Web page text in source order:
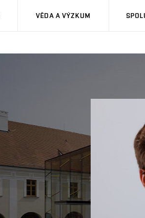
VĚDA A VÝZKUM